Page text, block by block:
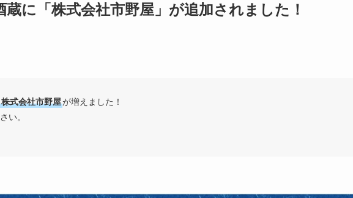
蔵に「株式会社市野屋」が追加されました！
株式会社市野屋が増えました！
い。